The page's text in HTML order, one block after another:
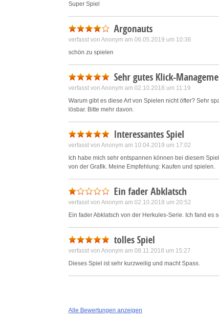
Super Spiel
Argonauts
verfasst von Anonym am 06.05.2019 um 10:36
schön zu spielen
Sehr gutes Klick-
verfasst von Anonym am 02.10.2018 um 11:19
Warum gibt es diese Art von Spielen nicht öfter? Sehr
lösbar. Bitte mehr davon.
Interessantes Spiel
verfasst von Anonym am 10.04.2019 um 17:02
Ich habe mich sehr entspannen können bei diesem
von der Grafik. Meine Empfehlung: Kaufen und spielen.
Ein fader Abklatsch
verfasst von Anonym am 02.10.2018 um 20:52
Ein fader Abklatsch von der Herkules-Serie. Ich fand
tolles Spiel
verfasst von Anonym am 08.11.2018 um 15:27
Dieses Spiel ist sehr kurzweilig und macht Spass.
Alle Bewertungen anzeigen